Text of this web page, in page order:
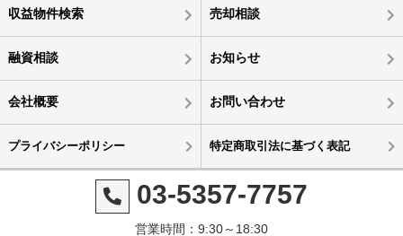
収益物件検索 売却相談
融資相談 お知らせ
会社概要 お問い合わせ
プライバシーポリシー 特定商取引法に基づく表記
03-5357-7757
営業時間：9:30～18:30